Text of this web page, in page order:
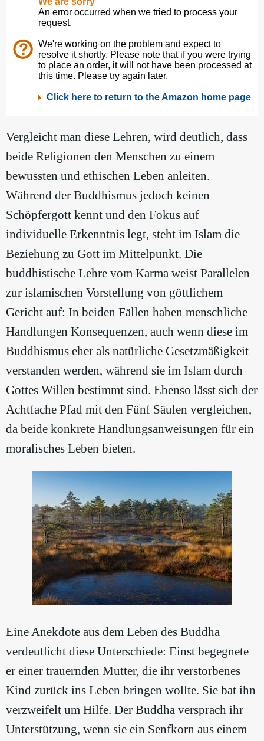
Vergleicht man diese Lehren, wird deutlich, dass
beide Religionen den Menschen zu einem
bewussten und ethischen Leben anleiten.
Während der Buddhismus jedoch keinen
Schöpfergott kennt und den Fokus auf
individuelle Erkenntnis legt, steht im Islam die
Beziehung zu Gott im Mittelpunkt. Die
buddhistische Lehre vom Karma weist Parallelen
zur islamischen Vorstellung von göttlichem
Gericht auf: In beiden Fällen haben menschliche
Handlungen Konsequenzen, auch wenn diese im
Buddhismus eher als natürliche Gesetzmäßigkeit
verstanden werden, während sie im Islam durch
Gottes Willen bestimmt sind. Ebenso lässt sich der
Achtfache Pfad mit den Fünf Säulen vergleichen,
da beide konkrete Handlungsanweisungen für ein
moralisches Leben bieten.
Eine Anekdote aus dem Leben des Buddha
verdeutlicht diese Unterschiede: Einst begegnete
er einer trauernden Mutter, die ihr verstorbenes
Kind zurück ins Leben bringen wollte. Sie bat ihn
verzweifelt um Hilfe. Der Buddha versprach ihr
Unterstützung, wenn sie ein Senfkorn aus einem